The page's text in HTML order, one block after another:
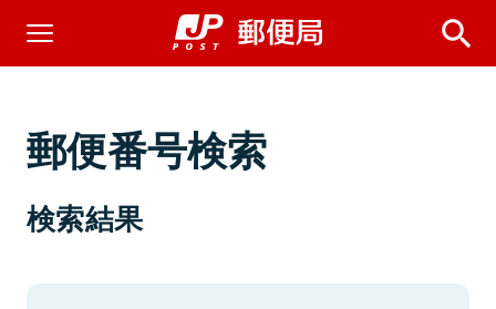
郵便番号検索
検索結果